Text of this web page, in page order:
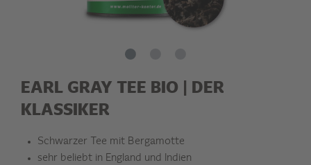
EARL GRAY TEE BIO | DER
KLASSIKER
Schwarzer Tee mit Bergamotte
sehr beliebt in England und Indien